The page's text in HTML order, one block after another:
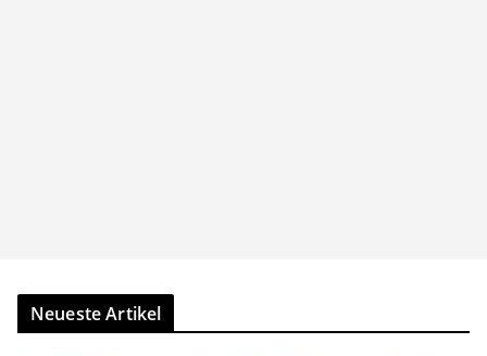
Neueste Artikel